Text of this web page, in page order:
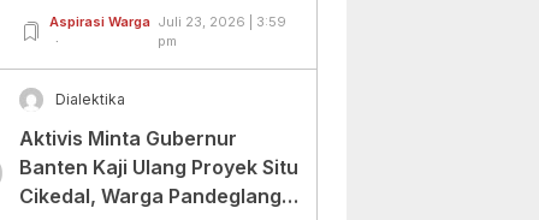
Infrastruktur di Wilayah
Tertinggal.
Aspirasi Warga Juli 23, 2026 | 3:59
pm
Dialektika
Aktivis Minta Gubernur
Banten Kaji Ulang Proyek Situ
Cikedal, Warga Pandeglang